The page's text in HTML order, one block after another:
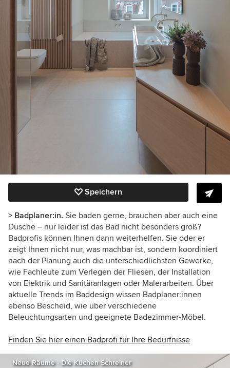
Speichern
> Badplaner:in. Sie baden gerne, brauchen aber auch eine
Dusche – nur leider ist das Bad nicht besonders groß?
Badprofis können Ihnen dann weiterhelfen. Sie oder er
zeigt Ihnen nicht nur, was machbar ist, sondern koordiniert
nach der Planung auch die unterschiedlichsten Gewerke,
wie Fachleute zum Verlegen der Fliesen, der Installation
von Elektrik und Sanitäranlagen oder Malerarbeiten. Über
aktuelle Trends im Baddesign wissen Badplaner:innen
ebenso Bescheid, wie über verschiedene
Beleuchtungsarten und geeignete Badezimmer-Möbel.
Finden Sie hier einen Badprofi für Ihre Bedürfnisse
Neue Räume - Die Küchen Schreiner